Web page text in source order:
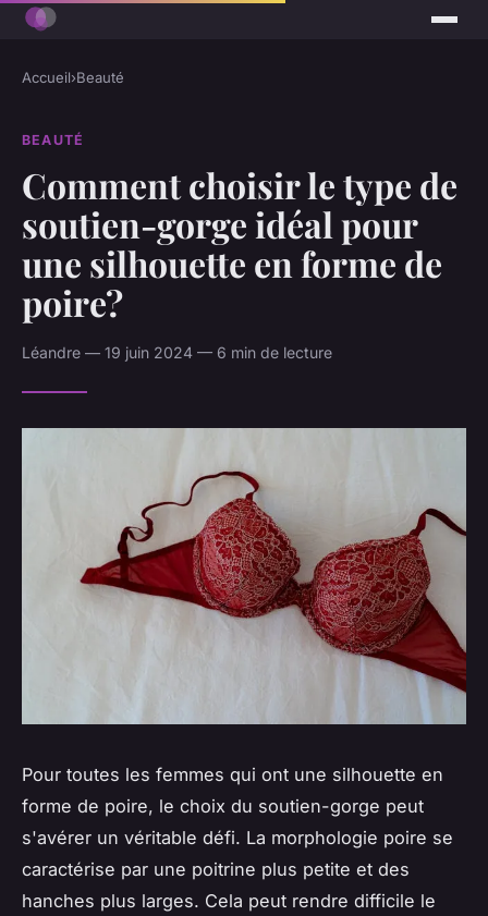
Accueil›Beauté
BEAUTÉ
Comment choisir le type de
soutien-gorge idéal pour
une silhouette en forme de
poire?
Léandre — 19 juin 2024 — 6 min de lecture
Pour toutes les femmes qui ont une silhouette en
forme de poire, le choix du soutien-gorge peut
s'avérer un véritable défi. La morphologie poire se
caractérise par une poitrine plus petite et des
hanches plus larges. Cela peut rendre difficile le